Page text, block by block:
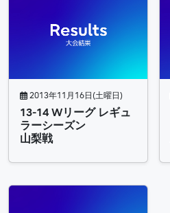
2013年11月16日(土曜日)
13-14 Wリーグ レギュ
ラーシーズン
山梨戦